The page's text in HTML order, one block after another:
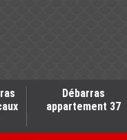
Débarras
appartement 37